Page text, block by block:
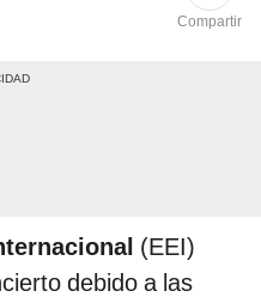
Compartir
(EEI)
debido a las